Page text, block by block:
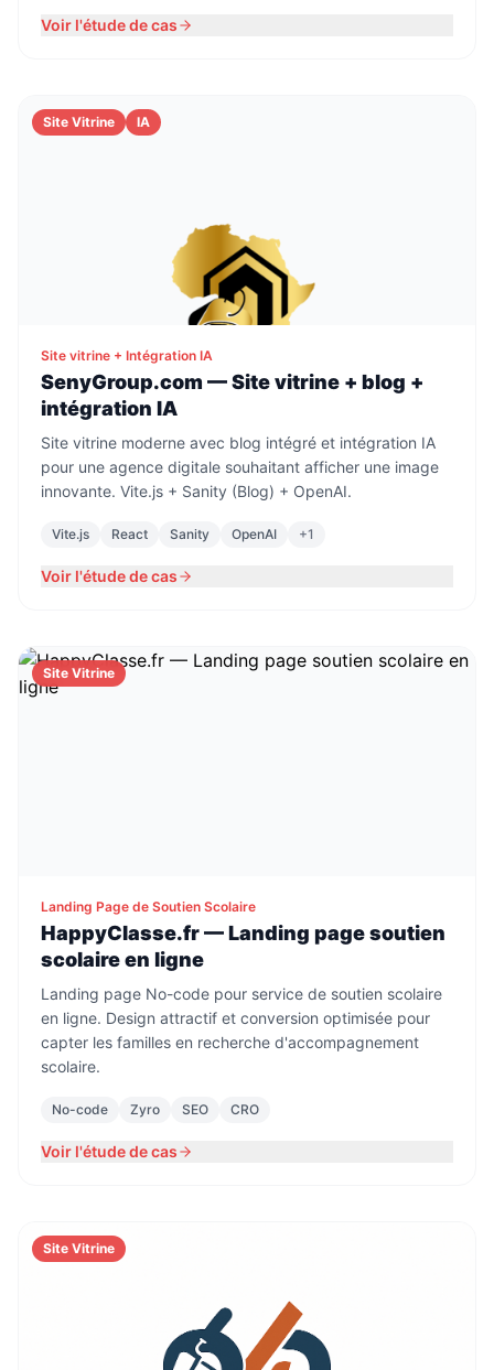
Voir l'étude de cas
Site Vitrine IA
Site vitrine + Intégration IA
SenyGroup.com — Site vitrine + blog +
intégration IA
Site vitrine moderne avec blog intégré et intégration IA
pour une agence digitale souhaitant afficher une image
innovante. Vite.js + Sanity (Blog) + OpenAI.
Vite.js React Sanity OpenAI +1
Voir l'étude de cas
Site Vitrine
Landing Page de Soutien Scolaire
HappyClasse.fr — Landing page soutien
scolaire en ligne
Landing page No-code pour service de soutien scolaire
en ligne. Design attractif et conversion optimisée pour
capter les familles en recherche d'accompagnement
scolaire.
No-code Zyro SEO CRO
Voir l'étude de cas
Site Vitrine